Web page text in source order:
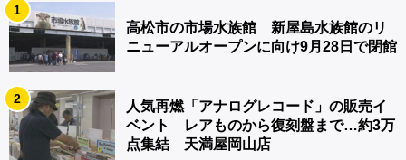
1
高松市の市場水族館 新屋島水族館のリ
ニューアルオープンに向け9月28日で閉館
2
人気再燃「アナログレコード」の販売イ
ベント レアものから復刻盤まで…約3万
点集結 天満屋岡山店